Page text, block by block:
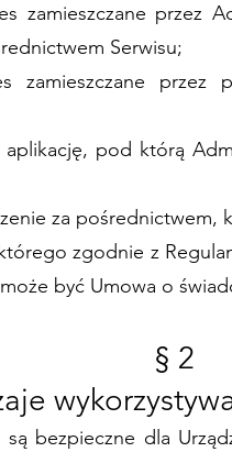
zamieszczane przez
Serwisu;
zamieszczane przez
pod którą
za
zgodnie z
być Umowa o
§ 2
bezpieczne dla